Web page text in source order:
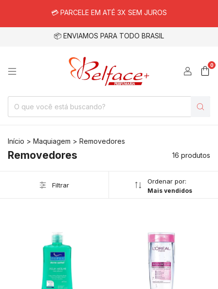
💳 PARCELE EM ATÉ 3X SEM JUROS
📦 ENVIAMOS PARA TODO BRASIL
0
Início > Maquiagem > Removedores
Removedores 16 produtos
Filtrar Ordenar por:
Mais vendidos